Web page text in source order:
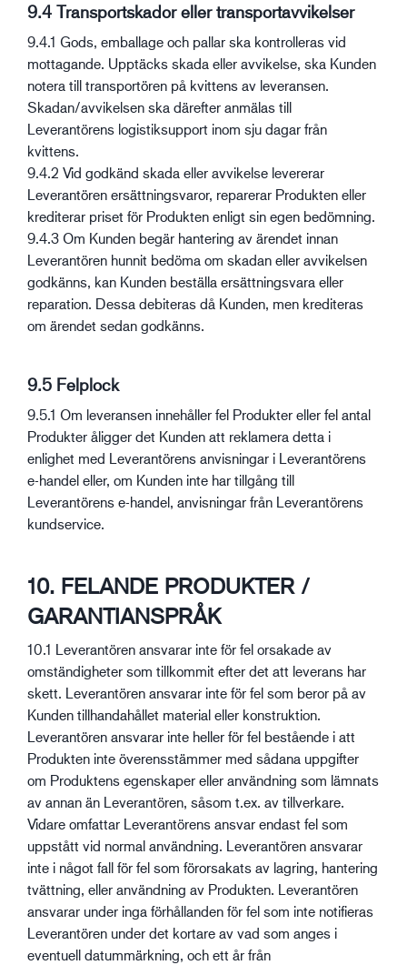
9.4 Transportskador eller transportavvikelser
9.4.1 Gods, emballage och pallar ska kontrolleras vid
mottagande. Upptäcks skada eller avvikelse, ska Kunden
notera till transportören på kvittens av leveransen.
Skadan/avvikelsen ska därefter anmälas till
Leverantörens logistiksupport inom sju dagar från
kvittens.
9.4.2 Vid godkänd skada eller avvikelse levererar
Leverantören ersättningsvaror, reparerar Produkten eller
krediterar priset för Produkten enligt sin egen bedömning.
9.4.3 Om Kunden begär hantering av ärendet innan
Leverantören hunnit bedöma om skadan eller avvikelsen
godkänns, kan Kunden beställa ersättningsvara eller
reparation. Dessa debiteras då Kunden, men krediteras
om ärendet sedan godkänns.
9.5 Felplock
9.5.1 Om leveransen innehåller fel Produkter eller fel antal
Produkter åligger det Kunden att reklamera detta i
enlighet med Leverantörens anvisningar i Leverantörens
e-handel eller, om Kunden inte har tillgång till
Leverantörens e-handel, anvisningar från Leverantörens
kundservice.
10. FELANDE PRODUKTER /
GARANTIANSPRÅK
10.1 Leverantören ansvarar inte för fel orsakade av
omständigheter som tillkommit efter det att leverans har
skett. Leverantören ansvarar inte för fel som beror på av
Kunden tillhandahållet material eller konstruktion.
Leverantören ansvarar inte heller för fel bestående i att
Produkten inte överensstämmer med sådana uppgifter
om Produktens egenskaper eller användning som lämnats
av annan än Leverantören, såsom t.ex. av tillverkare.
Vidare omfattar Leverantörens ansvar endast fel som
uppstått vid normal användning. Leverantören ansvarar
inte i något fall för fel som förorsakats av lagring, hantering
tvättning, eller användning av Produkten. Leverantören
ansvarar under inga förhållanden för fel som inte notifieras
Leverantören under det kortare av vad som anges i
eventuell datummärkning, och ett år från